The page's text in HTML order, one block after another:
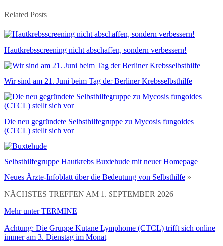
Related Posts
Hautkrebsscreening nicht abschaffen, sondern verbessern!
Wir sind am 21. Juni beim Tag der Berliner Krebsselbsthilfe
Die neu gegründete Selbsthilfegruppe zu Mycosis fungoides
(CTCL) stellt sich vor
Selbsthilfegruppe Hautkrebs Buxtehude mit neuer Homepage
Neues Ärzte-Infoblatt über die Bedeutung von Selbsthilfe»
NÄCHSTES TREFFEN AM 1. SEPTEMBER 2026
Mehr unter TERMINE
Achtung: Die Gruppe Kutane Lymphome (CTCL) trifft sich online
immer am 3. Dienstag im Monat